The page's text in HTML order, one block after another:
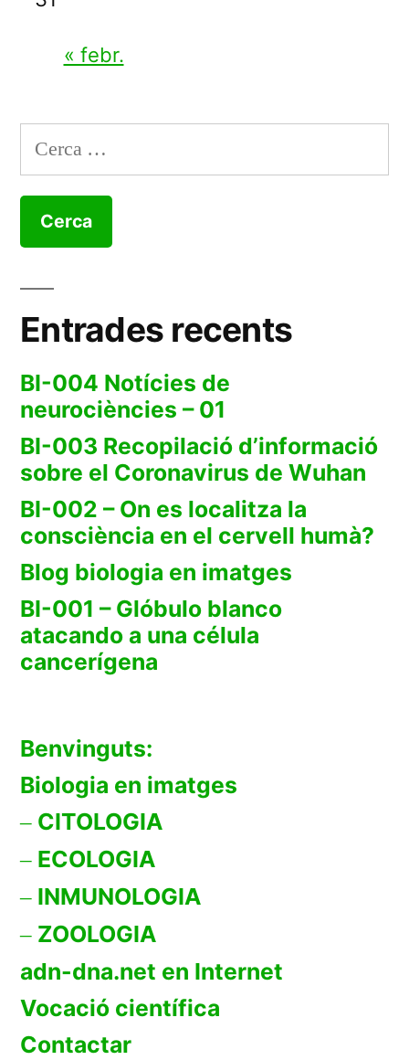
« febr.
Cerca:
Entrades recents
BI-004 Notícies de
neurociències – 01
BI-003 Recopilació d’informació
sobre el Coronavirus de Wuhan
BI-002 – On es localitza la
consciència en el cervell humà?
Blog biologia en imatges
BI-001 – Glóbulo blanco
atacando a una célula
cancerígena
Benvinguts:
Biologia en imatges
CITOLOGIA
ECOLOGIA
INMUNOLOGIA
ZOOLOGIA
adn-dna.net en Internet
Vocació científica
Contactar